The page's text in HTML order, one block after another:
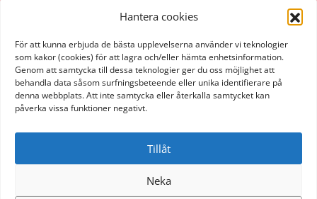
Hantera cookies
För att kunna erbjuda de bästa upplevelserna använder vi teknologier
som kakor (cookies) för att lagra och/eller hämta enhetsinformation.
Genom att samtycka till dessa teknologier ger du oss möjlighet att
behandla data såsom surfningsbeteende eller unika identifierare på
denna webbplats. Att inte samtycka eller återkalla samtycket kan
påverka vissa funktioner negativt.
Tillåt
Neka